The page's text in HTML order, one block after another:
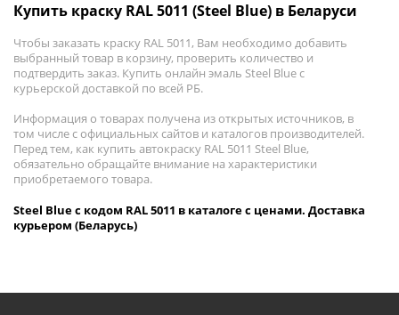
Купить краску RAL 5011 (Steel Blue) в Беларуси
Чтобы заказать краску RAL 5011, Вам необходимо добавить
выбранный товар в корзину, проверить количество и
подтвердить заказ. Купить онлайн эмаль Steel Blue с
курьерской доставкой по всей РБ.
Информация о товарах получена из открытых источников, в
том числе с официальных сайтов и каталогов производителей.
Перед тем, как купить автокраску RAL 5011 Steel Blue,
обязательно обращайте внимание на характеристики
приобретаемого товара.
Steel Blue с кодом RAL 5011 в каталоге с ценами. Доставка
курьером (Беларусь)